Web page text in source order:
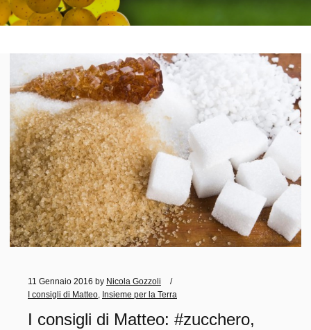
11 Gennaio 2016 by Nicola Gozzoli
I consigli di Matteo
Insieme per la Terra
I consigli di Matteo: #zucchero,